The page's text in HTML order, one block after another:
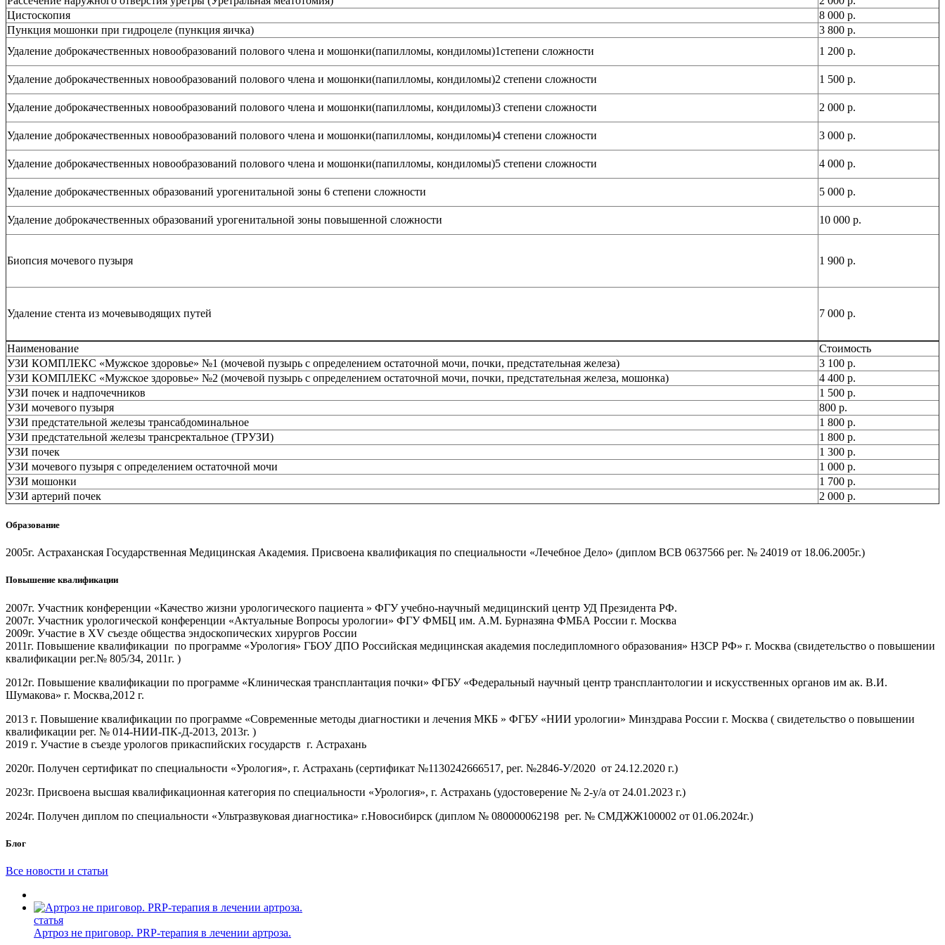
Цистоскопия
8 000 р.
Пункция мошонки при гидроцеле (пункция яичка)
3 800 р.
Удаление доброкачественных новообразований полового члена и мошонки(папилломы, кондиломы)1степени сложности
1 200 р.
Удаление доброкачественных новообразований полового члена и мошонки(папилломы, кондиломы)2 степени сложности 1 500 р.
Удаление доброкачественных новообразований полового члена и мошонки(папилломы, кондиломы)3 степени сложности 2 000 р.
Удаление доброкачественных новообразований полового члена и мошонки(папилломы, кондиломы)4 степени сложности 3 000 р.
Удаление доброкачественных новообразований полового члена и мошонки(папилломы, кондиломы)5 степени сложности 4 000 р.
Удаление доброкачественных образований урогенитальной зоны 6 степени сложности 5 000 р.
Удаление доброкачественных образований урогенитальной зоны повышенной сложности 10 000 р.
Биопсия мочевого пузыря 1 900 р.
Удаление стента из мочевыводящих путей 7 000 р.
Наименование
Стоимость
УЗИ КОМПЛЕКС «Мужское здоровье» №1 (мочевой пузырь с определением остаточной мочи, почки, предстательная железа)
3 100 р.
УЗИ КОМПЛЕКС «Мужское здоровье» №2 (мочевой пузырь с определением остаточной мочи, почки, предстательная железа, мошонка)
4 400 р.
УЗИ почек и надпочечников
1 500 р.
УЗИ мочевого пузыря
800 р.
УЗИ предстательной железы трансабдоминальное
1 800 р.
УЗИ предстательной железы трансректальное (ТРУЗИ)
1 800 р.
УЗИ почек
1 300 р.
УЗИ мочевого пузыря с определением остаточной мочи
1 000 р.
УЗИ мошонки
1 700 р.
УЗИ артерий почек
2 000 р.
Образование
2005г. Астраханская Государственная Медицинская Академия. Присвоена квалификация по специальности «Лечебное Дело» (диплом ВСВ 0637566 рег. № 24019 от 18.06.2005г.)
Повышение квалификации
2007г. Участник конференции «Качество жизни урологического пациента » ФГУ учебно-научный медицинский центр УД Президента РФ.
2007г. Участник урологической конференции «Актуальные Вопросы урологии» ФГУ ФМБЦ им. А.М. Бурназяна ФМБА России г. Москва
2009г. Участие в XV съезде общества эндоскопических хирургов России
2011г. Повышение квалификации по программе «Урология» ГБОУ ДПО Российская медицинская академия последипломного образования» НЗСР РФ» г. Москва (свидетельство о повышении
квалификации рег.№ 805/34, 2011г. )
2012г. Повышение квалификации по программе «Клиническая трансплантация почки» ФГБУ «Федеральный научный центр трансплантологии и искусственных органов им ак. В.И.
Шумакова» г. Москва,2012 г.
2013 г. Повышение квалификации по программе «Современные методы диагностики и лечения МКБ » ФГБУ «НИИ урологии» Минздрава России г. Москва ( свидетельство о повышении
квалификации рег. № 014-НИИ-ПК-Д-2013, 2013г. )
2019 г. Участие в съезде урологов прикаспийских государств г. Астрахань
2020г. Получен сертификат по специальности «Урология», г. Астрахань (сертификат №1130242666517, рег. №2846-У/2020 от 24.12.2020 г.)
2023г. Присвоена высшая квалификационная категория по специальности «Урология», г. Астрахань (удостоверение № 2-у/а от 24.01.2023 г.)
2024г. Получен диплом по специальности «Ультразвуковая диагностика» г.Новосибирск (диплом № 080000062198 рег. № СМДЖЖ100002 от 01.06.2024г.)
Блог
Все новости и статьи
статья
Артроз не приговор. PRP-терапия в лечении артроза.